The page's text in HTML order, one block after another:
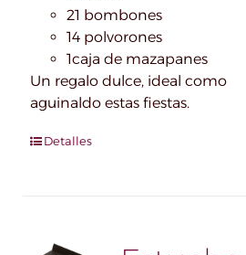
21 bombones
14 polvorones
1caja de mazapanes
Un regalo dulce, ideal como
aguinaldo estas fiestas.
Detalles